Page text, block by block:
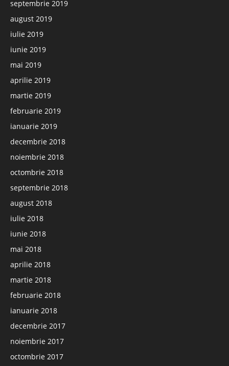
septembrie 2019
august 2019
iulie 2019
iunie 2019
mai 2019
aprilie 2019
martie 2019
februarie 2019
ianuarie 2019
decembrie 2018
noiembrie 2018
octombrie 2018
septembrie 2018
august 2018
iulie 2018
iunie 2018
mai 2018
aprilie 2018
martie 2018
februarie 2018
ianuarie 2018
decembrie 2017
noiembrie 2017
octombrie 2017